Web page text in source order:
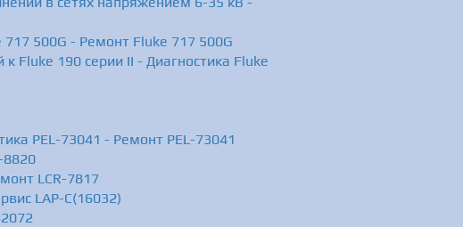
500G - Ремонт Fluke 717 500G
Fluke 190 серии II - Диагностика Fluke
PEL-73041 - Ремонт PEL-73041
8820
LCR-7817
LAP-C(16032)